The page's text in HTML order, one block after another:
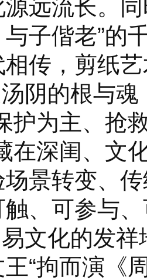
源远流长。
子偕老”的
相传，剪纸
阴的根与
护为主、抢
在深闺、文
景转变、
、可参与、
文化的发
“拘而演《